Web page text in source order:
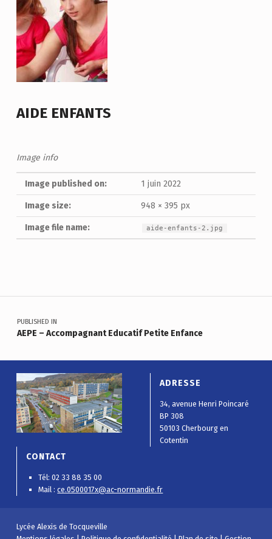
AIDE ENFANTS
Image info
Image published on: 1 juin 2022
Image size: 948 × 395 px
Image file name: aide-enfants-2.jpg
Navigation de l’article
PUBLISHED IN
AEPE – Accompagnant Educatif Petite Enfance
ADRESSE
34, avenue Henri Poincaré
BP 308
50103 Cherbourg en
Cotentin
CONTACT
Tél: 02 33 88 35 00
Mail :ce.0500017x@ac-normandie.fr
Lycée Alexis de Tocqueville